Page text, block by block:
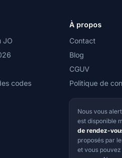
JO
codes
À propos
Contact
Blog
CGUV
Politique de
Nous vous
est disponible
de rendez-
proposés par
et vous